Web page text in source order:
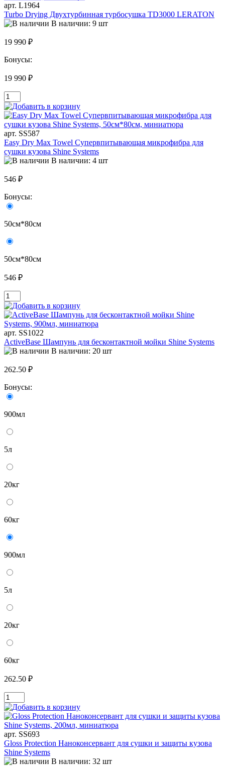
арт. L1964
Turbo Drying Двухтурбинная турбосушка TD3000 LERATON
В наличии: 9 шт
19 990 ₽
Бонусы:
19 990 ₽
арт. SS587
Easy Dry Max Towel Супервпитывающая микрофибра для
сушки кузова Shine Systems
В наличии: 4 шт
546 ₽
Бонусы:
50см*80см
50см*80см
546 ₽
арт. SS1022
ActiveBase Шампунь для бесконтактной мойки Shine Systems
В наличии: 20 шт
262.50 ₽
Бонусы:
900мл
5л
20кг
60кг
900мл
5л
20кг
60кг
262.50 ₽
арт. SS693
Gloss Protection Наноконсервант для сушки и защиты кузова
Shine Systems
В наличии: 32 шт